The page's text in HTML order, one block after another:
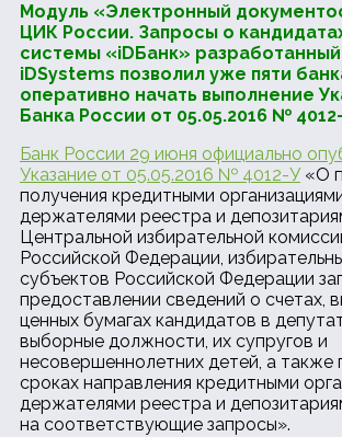
Модуль «Электронный
ЦИК России. Запросы о
системы «iDБанк»
iDSystems позволил уже пяти
оперативно начать выполнение
Банка России от 05.05.2016 №
Банк России 29 июня официально
Указание от 05.05.2016 № 4012-У «О
получения кредитными
держателями реестра и
Центральной избирательной
Российской Федерации,
субъектов Российской Федерации
предоставлении сведений о счетах,
ценных бумагах кандидатов в
выборные должности, их супругов и
несовершеннолетних детей, а также
сроках направления кредитными
держателями реестра и
на соответствующие запросы».